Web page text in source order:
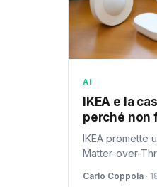
AI
IKEA e la
perché non
IKEA promette
Matter-over-
domotica
Carlo Coppola ·